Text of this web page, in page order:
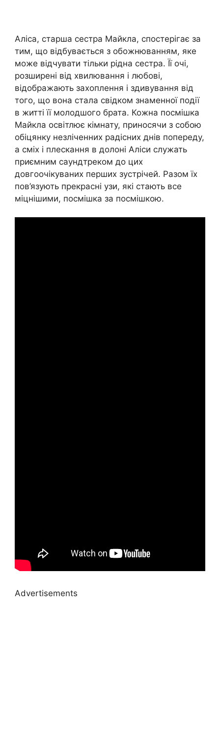
Аліса, старша сестра Майкла, спостерігає за
тим, що відбувається з обожнюванням, яке
може відчувати тільки рідна сестра. Її очі,
розширені від хвилювання і любові,
відображають захоплення і здивування від
того, що вона стала свідком знаменної події
в житті її молодшого брата. Кожна посмішка
Майкла освітлює кімнату, приносячи з собою
обіцянку незліченних радісних днів попереду,
а сміх і плескання в долоні Аліси служать
приємним саундтреком до цих
довгоочікуваних перших зустрічей. Разом їх
пов’язують прекрасні узи, які стають все
міцнішими, посмішка за посмішкою.
Advertisements